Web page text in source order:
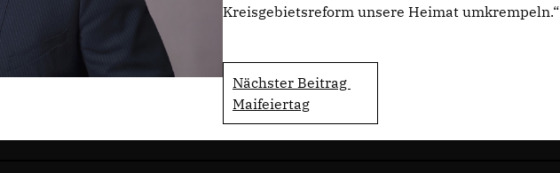
Kreisgebietsreform unsere Heimat umkrempeln.“
Nächster Beitrag
Maifeiertag